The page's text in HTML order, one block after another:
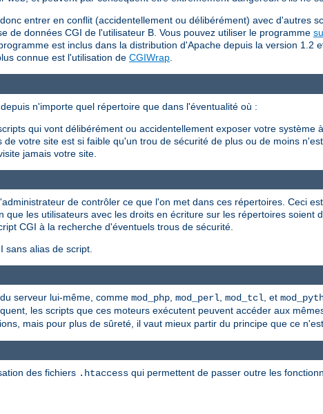
entrer en conflit (accidentellement ou délibérément) avec d'autres
de données CGI de l'utilisateur B. Vous pouvez utiliser le programme
est inclus dans la distribution d'Apache depuis la version 1.2
connue est l'utilisation de CGIWrap.
n'importe quel répertoire que dans l'éventualité où :
qui vont délibérément ou accidentellement exposer votre système
votre site est si faible qu'un trou de sécurité de plus ou de moins
jamais votre site.
de contrôler ce que l'on met dans ces répertoires. Ceci
les utilisateurs avec les droits en écriture sur les répertoires soient
CGI à la recherche d'éventuels trous de sécurité.
sans alias de script.
serveur lui-même, comme mod_php, mod_perl, mod_tcl, et
les scripts que ces moteurs exécutent peuvent accéder aux
mais pour plus de sûreté, il vaut mieux partir du principe que ce
des fichiers .htaccess qui permettent de passer outre les